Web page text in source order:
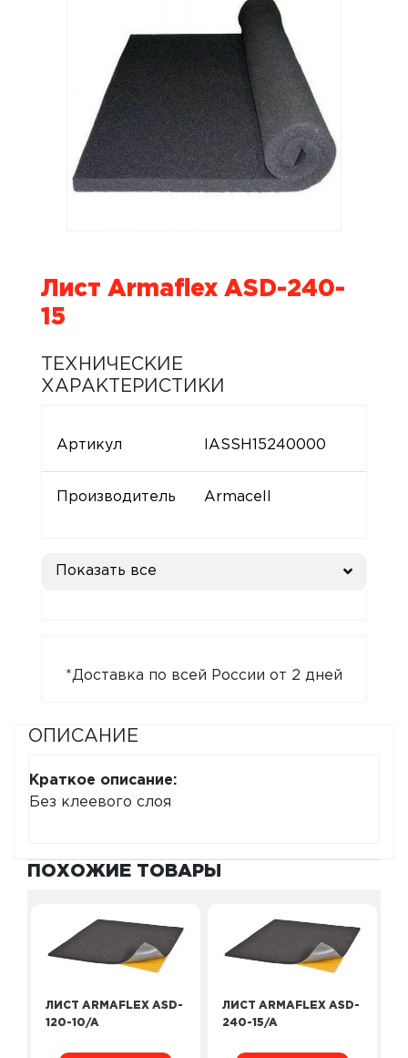
Лист Armaflex ASD-240-
15
ТЕХНИЧЕСКИЕ
ХАРАКТЕРИСТИКИ
Артикул IASSH15240000
Производитель Armacell
Показать все
*Доставка по всей России от 2 дней
ОПИСАНИЕ
Краткое описание:
Без клеевого слоя
ПОХОЖИЕ ТОВАРЫ
ЛИСТ ARMAFLEX ASD-
120-10/A
ЛИСТ ARMAFLEX ASD-
240-15/A